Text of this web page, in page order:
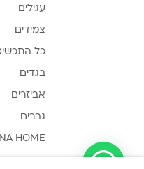
עגילים
צמידים
כל
בגדים
אביזרים
גברים
HOME